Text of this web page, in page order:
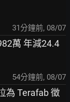
31分鐘前, 08/07
萬 年減24.4
54分鐘前, 08/07
為 Terafab 徵